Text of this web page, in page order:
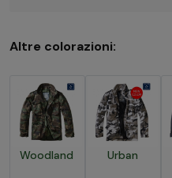
Altre colorazioni:
Woodland Urban